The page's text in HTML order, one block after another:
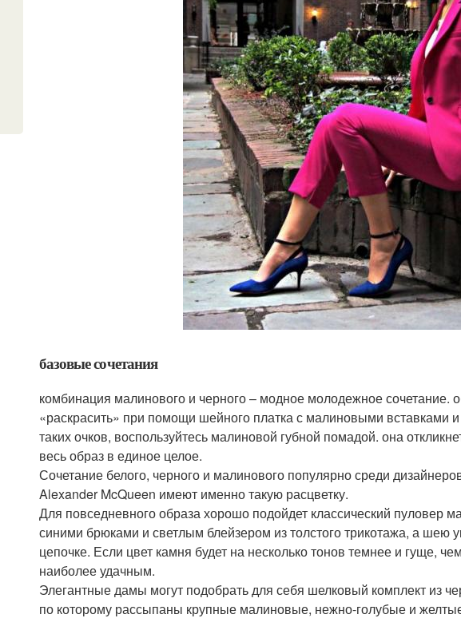
базовые сочетания
комбинация малинового и черного – модное молодежное сочетание.
«раскрасить» при помощи шейного платка с малиновыми вставками
таких очков, воспользуйтесь малиновой губной помадой. она
весь образ в единое целое.
Сочетание белого, черного и малинового популярно среди
Alexander McQueen имеют именно такую расцветку.
Для повседневного образа хорошо подойдет классический пуловер
синими брюками и светлым блейзером из толстого трикотажа, а шею
цепочке. Если цвет камня будет на несколько тонов темнее и гуще,
наиболее удачным.
Элегантные дамы могут подобрать для себя шелковый комплект из
по которому рассыпаны крупные малиновые, нежно-голубые и